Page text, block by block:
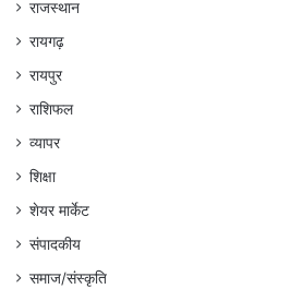
राजस्थान
रायगढ़
रायपुर
राशिफल
व्यापर
शिक्षा
शेयर मार्केट
संपादकीय
समाज/संस्कृति